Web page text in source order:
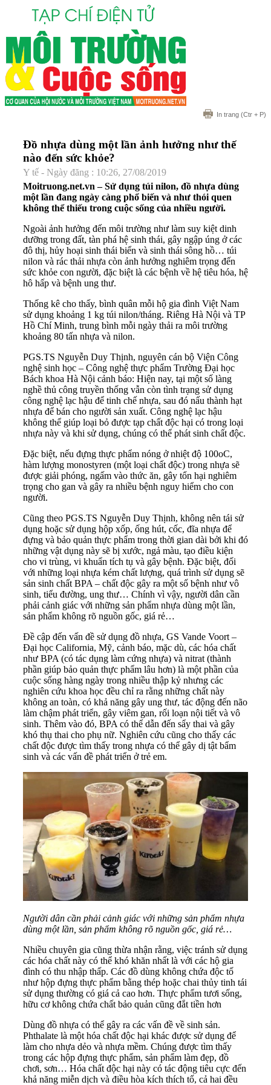
In trang (Ctr + P)
Đồ nhựa dùng một lần ảnh hưởng như thế
nào đến sức khỏe?
Y tế - Ngày đăng : 10:26, 27/08/2019
Moitruong.net.vn – Sử dụng túi nilon, đồ nhựa dùng
một lần đang ngày càng phổ biến và như thói quen
không thể thiếu trong cuộc sống của nhiều người.
Ngoài ảnh hưởng đến môi trường như làm suy kiệt dinh
dưỡng trong đất, tàn phá hệ sinh thái, gây ngập úng ở các
đô thị, hủy hoại sinh thái biển và sinh thái sông hồ… túi
nilon và rác thải nhựa còn ảnh hưởng nghiêm trọng đến
sức khỏe con người, đặc biệt là các bệnh về hệ tiêu hóa, hệ
hô hấp và bệnh ung thư.
Thống kê cho thấy, bình quân mỗi hộ gia đình Việt Nam
sử dụng khoảng 1 kg túi nilon/tháng. Riêng Hà Nội và TP
Hồ Chí Minh, trung bình mỗi ngày thải ra môi trường
khoảng 80 tấn nhựa và nilon.
PGS.TS Nguyễn Duy Thịnh, nguyên cán bộ Viện Công
nghệ sinh học – Công nghệ thực phẩm Trường Đại học
Bách khoa Hà Nội cảnh báo: Hiện nay, tại một số làng
nghề thủ công truyền thống vẫn còn tình trạng sử dụng
công nghệ lạc hậu để tinh chế nhựa, sau đó nấu thành hạt
nhựa để bán cho người sản xuất. Công nghệ lạc hậu
không thể giúp loại bỏ được tạp chất độc hại có trong loại
nhựa này và khi sử dụng, chúng có thể phát sinh chất độc.
Đặc biệt, nếu đựng thực phẩm nóng ở nhiệt độ 100oC,
hàm lượng monostyren (một loại chất độc) trong nhựa sẽ
được giải phóng, ngấm vào thức ăn, gây tổn hại nghiêm
trọng cho gan và gây ra nhiều bệnh nguy hiểm cho con
người.
Cũng theo PGS.TS Nguyễn Duy Thịnh, không nên tái sử
dụng hoặc sử dụng hộp xốp, ống hút, cốc, đĩa nhựa để
đựng và bảo quản thực phẩm trong thời gian dài bởi khi đó
những vật dụng này sẽ bị xước, ngả màu, tạo điều kiện
cho vi trùng, vi khuẩn tích tụ và gây bệnh. Đặc biệt, đối
với những loại nhựa kém chất lượng, quá trình sử dụng sẽ
sản sinh chất BPA – chất độc gây ra một số bệnh như vô
sinh, tiểu đường, ung thư… Chính vì vậy, người dân cần
phải cảnh giác với những sản phẩm nhựa dùng một lần,
sản phẩm không rõ nguồn gốc, giá rẻ…
Đề cập đến vấn đề sử dụng đồ nhựa, GS Vande Voort –
Đại học California, Mỹ, cảnh báo, mặc dù, các hóa chất
như BPA (có tác dụng làm cứng nhựa) và nitrat (thành
phần giúp bảo quản thực phẩm lâu hơn) là một phần của
cuộc sống hàng ngày trong nhiều thập kỷ nhưng các
nghiên cứu khoa học đều chỉ ra rằng những chất này
không an toàn, có khả năng gây ung thư, tác động đến não
làm chậm phát triển, gây viêm gan, rối loạn nội tiết và vô
sinh. Thêm vào đó, BPA có thể dẫn đến sẩy thai và gây
khó thụ thai cho phụ nữ. Nghiên cứu cũng cho thấy các
chất độc được tìm thấy trong nhựa có thể gây dị tật bẩm
sinh và các vấn đề phát triển ở trẻ em.
Người dân cần phải cảnh giác với những sản phẩm nhựa
dùng một lần, sản phẩm không rõ nguồn gốc, giá rẻ…
Nhiều chuyên gia cũng thừa nhận rằng, việc tránh sử dụng
các hóa chất này có thể khó khăn nhất là với các hộ gia
đình có thu nhập thấp. Các đồ dùng không chứa độc tố
như hộp đựng thực phẩm bằng thép hoặc chai thủy tinh tái
sử dụng thường có giá cả cao hơn. Thực phẩm tươi sống,
hữu cơ không chứa chất bảo quản cũng đắt tiền hơn
Dùng đồ nhựa có thể gây ra các vấn đề về sinh sản.
Phthalate là một hóa chất độc hại khác được sử dụng để
làm cho nhựa dẻo và nhựa mềm. Chúng được tìm thấy
trong các hộp đựng thực phẩm, sản phẩm làm đẹp, đồ
chơi, sơn… Hóa chất độc hại này có tác động tiêu cực đến
khả năng miễn dịch và điều hòa kích thích tố, cả hai đều